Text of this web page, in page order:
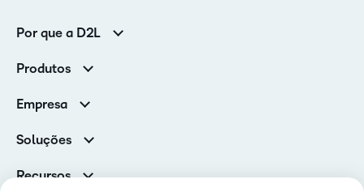
Por que a D2L
Clientes de associações
Produtos
Serviços e suporte
Nuvem Brightspace
Empresa
Contato e unidades
Notícias
Soluções
Recursos